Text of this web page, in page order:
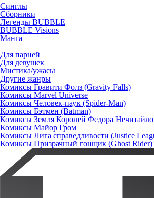
Синглы
Сборники
Легенды BUBBLE
BUBBLE Visions
Манга
Для парней
Для девушек
Мистика/ужасы
Другие жанры
Комиксы Гравити Фолз (Gravity Falls)
Комиксы Marvel Universe
Комиксы Человек-паук (Spider-Man)
Комиксы Бэтмен (Batman)
Комиксы Земля Королей Федора Нечитайло
Комиксы Майор Гром
Комиксы Лига справедливости (Justice
Комиксы Призрачный гонщик (Ghost Rider)